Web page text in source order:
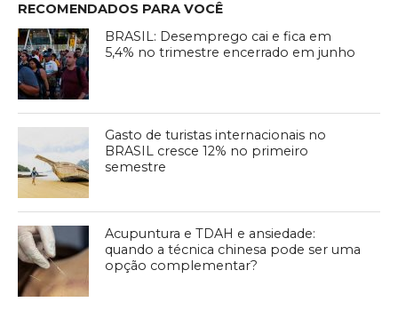
RECOMENDADOS PARA VOCÊ
BRASIL: Desemprego cai e fica em
5,4% no trimestre encerrado em junho
Gasto de turistas internacionais no
BRASIL cresce 12% no primeiro
semestre
Acupuntura e TDAH e ansiedade:
quando a técnica chinesa pode ser uma
opção complementar?